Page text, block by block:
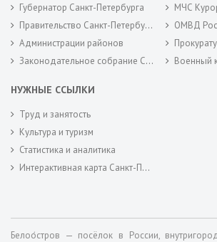
Губернатор Санкт-Петербурга
Правительство Санкт-Петербурга
Администрации районов
Законодательное собрание Санкт-Петербурга
МЧС
ОМВД
Военный комиссариат
НУЖНЫЕ ССЫЛКИ
Труд и занятость
Культура и туризм
Статистика и аналитика
Интерактивная карта Санкт-Петербурга
Белоо́стров — посёлок в России,